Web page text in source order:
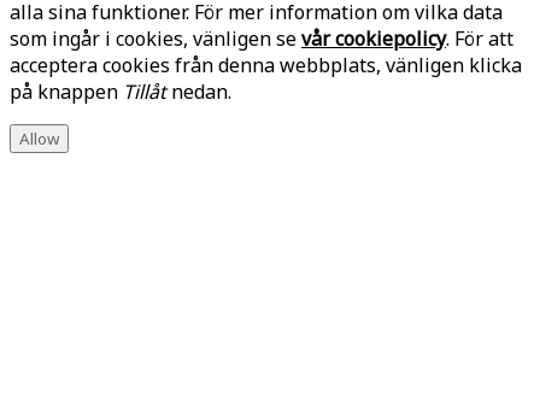
alla sina funktioner. För mer information om vilka data
som ingår i cookies, vänligen sevår cookiepolicy. För att
acceptera cookies från denna webbplats, vänligen klicka
på knappen Tillåtnedan.
Allow